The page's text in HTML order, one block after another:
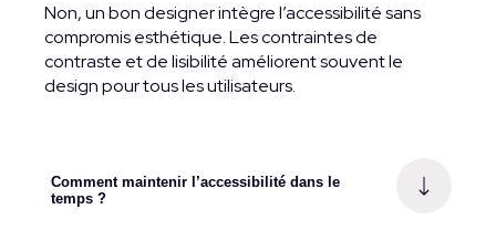
Non, un bon designer intègre l’accessibilité sans
compromis esthétique. Les contraintes de
contraste et de lisibilité améliorent souvent le
design pour tous les utilisateurs.
Comment maintenir l’accessibilité dans le
temps ?